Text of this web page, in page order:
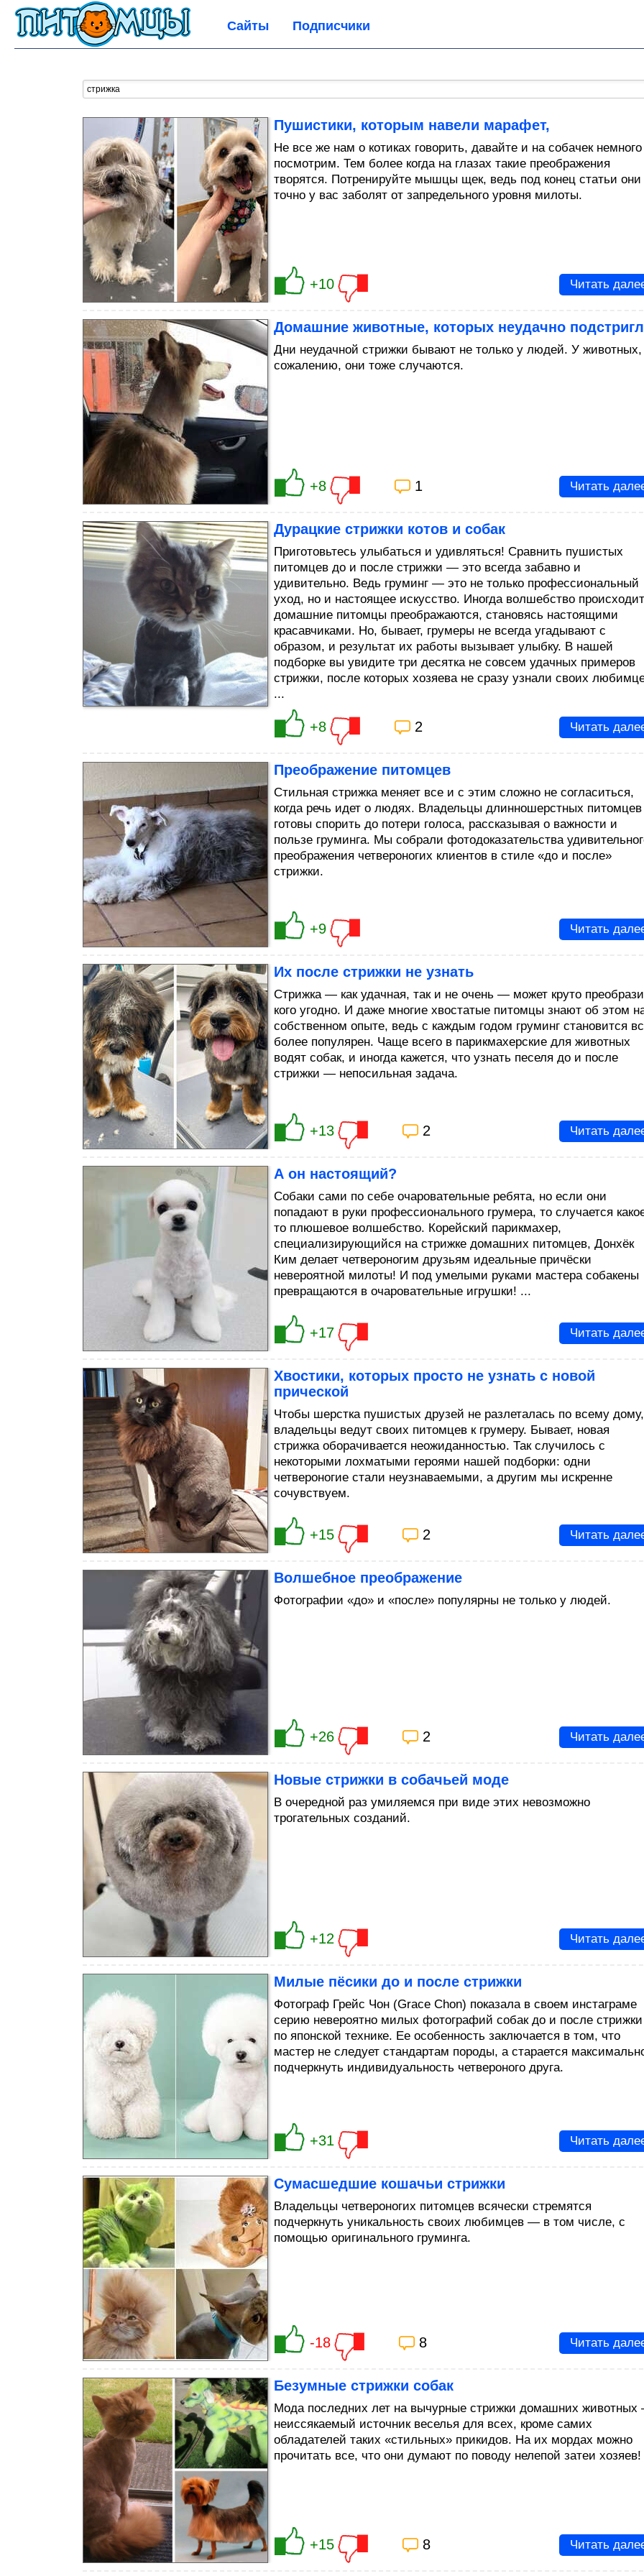
Сайты Подписчики
Пушистики, которым навели марафет,
Не все же нам о котиках говорить, давайте и на собачек немного
посмотрим. Тем более когда на глазах такие преображения
творятся. Потренируйте мышцы щек, ведь под конец статьи они
точно у вас заболят от запредельного уровня милоты.
+10 Читать
Домашние животные, которых неудачно
Дни неудачной стрижки бывают не только у людей. У животных,
сожалению, они тоже случаются.
+8 1 Читать
Дурацкие стрижки котов и собак
Приготовьтесь улыбаться и удивляться! Сравнить пушистых
питомцев до и после стрижки — это всегда забавно и
удивительно. Ведь груминг — это не только профессиональный
уход, но и настоящее искусство. Иногда волшебство
домашние питомцы преображаются, становясь настоящими
красавчиками. Но, бывает, грумеры не всегда угадывают с
образом, и результат их работы вызывает улыбку. В нашей
подборке вы увидите три десятка не совсем удачных примеров
стрижки, после которых хозяева не сразу узнали своих
...
+8 2 Читать
Преображение питомцев
Стильная стрижка меняет все и с этим сложно не согласиться,
когда речь идет о людях. Владельцы длинношерстных питомцев
готовы спорить до потери голоса, рассказывая о важности и
пользе груминга. Мы собрали фотодоказательства
преображения четвероногих клиентов в стиле «до и после»
стрижки.
+9 Читать
Их после стрижки не узнать
Стрижка — как удачная, так и не очень — может круто
кого угодно. И даже многие хвостатые питомцы знают об этом
собственном опыте, ведь с каждым годом груминг становится
более популярен. Чаще всего в парикмахерские для животных
водят собак, и иногда кажется, что узнать песеля до и после
стрижки — непосильная задача.
+13 2 Читать
А он настоящий?
Собаки сами по себе очаровательные ребята, но если они
попадают в руки профессионального грумера, то случается
то плюшевое волшебство. Корейский парикмахер,
специализирующийся на стрижке домашних питомцев, Донхёк
Ким делает четвероногим друзьям идеальные причёски
невероятной милоты! И под умелыми руками мастера собакены
превращаются в очаровательные игрушки! ...
+17 Читать
Хвостики, которых просто не узнать с новой
прической
Чтобы шерстка пушистых друзей не разлеталась по всему дому,
владельцы ведут своих питомцев к грумеру. Бывает, новая
стрижка оборачивается неожиданностью. Так случилось с
некоторыми лохматыми героями нашей подборки: одни
четвероногие стали неузнаваемыми, а другим мы искренне
сочувствуем.
+15 2 Читать
Волшебное преображение
Фотографии «до» и «после» популярны не только у людей.
+26 2 Читать
Новые стрижки в собачьей моде
В очередной раз умиляемся при виде этих невозможно
трогательных созданий.
+12 Читать
Милые пёсики до и после стрижки
Фотограф Грейс Чон (Grace Chon) показала в своем инстаграме
серию невероятно милых фотографий собак до и после стрижки
по японской технике. Ее особенность заключается в том, что
мастер не следует стандартам породы, а старается
подчеркнуть индивидуальность четвероного друга.
+31 Читать
Сумасшедшие кошачьи стрижки
Владельцы четвероногих питомцев всячески стремятся
подчеркнуть уникальность своих любимцев — в том числе, с
помощью оригинального груминга.
-18 8 Читать
Безумные стрижки собак
Мода последних лет на вычурные стрижки домашних
неиссякаемый источник веселья для всех, кроме самих
обладателей таких «стильных» прикидов. На их мордах можно
прочитать все, что они думают по поводу нелепой затеи хозяев!
+15 8 Читать